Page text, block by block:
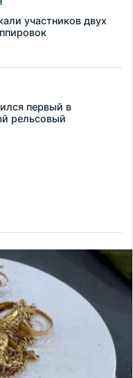
участников двух
первый в
рельсовый